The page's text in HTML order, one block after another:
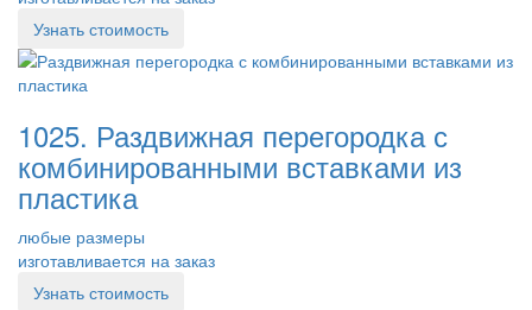
Узнать стоимость
1025. Раздвижная перегородка с
комбинированными вставками из
пластика
любые размеры
изготавливается на заказ
Узнать стоимость